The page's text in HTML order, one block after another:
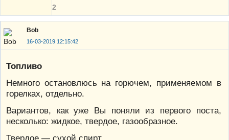
2
Bob
16-03-2019 12:15:42
Топливо
Немного остановлюсь на горючем, применяемом в
горелках, отдельно.
Вариантов, как уже Вы поняли из первого поста,
несколько: жидкое, твердое, газообразное.